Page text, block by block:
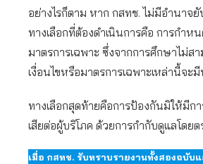
อย่างไรก็ตาม หาก กสทช. ไม่มีอำนาจ
ทางเลือกที่ต้องดำเนินการคือ การกำหน
มาตรการเฉพาะ ซึ่งจากการศึกษาไม่ส
เงื่อนไขหรือมาตรการเฉพาะเหล่านี้จะ
ทางเลือกสุดท้ายคือการป้องกันมิให้มีก
เสียต่อผู้บริโภค ด้วยการกำกับดูแลโดยต
เมื่อ กสทช. รับทราบรายงานทั้งสองฉบับ